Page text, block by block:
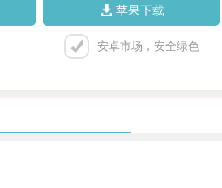
苹果下载
安卓市场，安全绿色